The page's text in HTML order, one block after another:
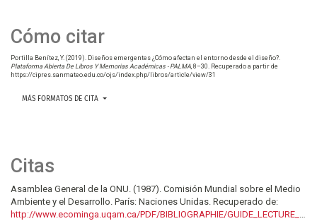
Cómo citar
Portilla Benítez, Y. (2019). Diseños emergentes ¿Cómo afectan el entorno desde el diseño?.
Plataforma Abierta De Libros Y Memorias Académicas - PALMA, 8–30. Recuperado a partir de
https://cipres.sanmateo.edu.co/ojs/index.php/libros/article/view/31
MÁS FORMATOS DE CITA
Citas
Asamblea General de la ONU. (1987). Comisión Mundial sobre el Medio
Ambiente y el Desarrollo. París: Naciones Unidas. Recuperado de:
http://www.ecominga.uqam.ca/PDF/BIBLIOGRAPHIE/GUIDE_LECTURE_1/